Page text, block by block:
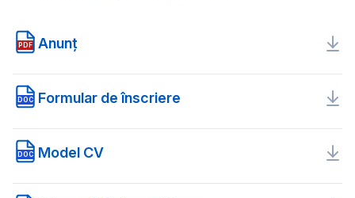
PDF Anunț
DOC Formular de înscriere
DOC Model CV